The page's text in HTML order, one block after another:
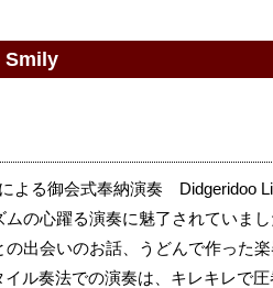
Smily
よる御会式奉納演奏 Didgeridoo
の心躍る演奏に魅了されていまし
出会いのお話、うどんで作った
ル奏法での演奏は、キレキレで圧